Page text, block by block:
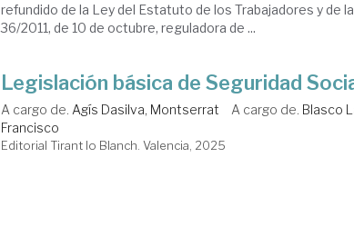
refundido de la Ley del Estatuto de los Trabajadores y de
36/2011, de 10 de octubre, reguladora de ...
Legislación básica de Seguridad
A cargo de. Agís Dasilva, Montserrat A cargo de. Blasco
Francisco
Editorial Tirant lo Blanch. Valencia, 2025